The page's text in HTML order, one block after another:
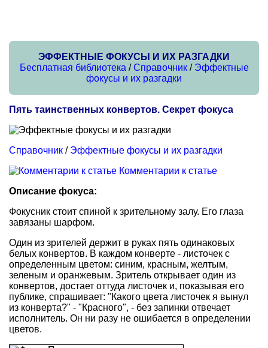
ЭФФЕКТНЫЕ ФОКУСЫ И ИХ РАЗГАДКИ
Бесплатная библиотека /Справочник/ Эффектные
фокусы и их разгадки
Пять таинственных конвертов. Секрет фокуса
Справочник / Эффектные фокусы и их разгадки
Комментарии к статье
Описание фокуса:
Фокусник стоит спиной к зрительному залу. Его глаза
завязаны шарфом.
Один из зрителей держит в руках пять одинаковых
белых конвертов. В каждом конверте - листочек с
определенным цветом: синим, красным, желтым,
зеленым и оранжевым. Зритель открывает один из
конвертов, достает оттуда листочек и, показывая его
публике, спрашивает: "Какого цвета листочек я вынул
из конверта?" - "Красного", - без запинки отвечает
исполнитель. Он ни разу не ошибается в определении
цветов.